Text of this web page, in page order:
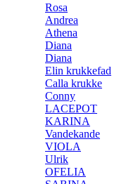
Rosa
Andrea
Athena
Diana
Diana
Elin krukkefad
Calla krukke
Conny
LACEPOT
KARINA
Vandekande
VIOLA
Ulrik
OFELIA